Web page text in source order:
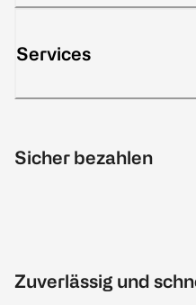
Services
Sicher bezahlen
Zuverlässig und